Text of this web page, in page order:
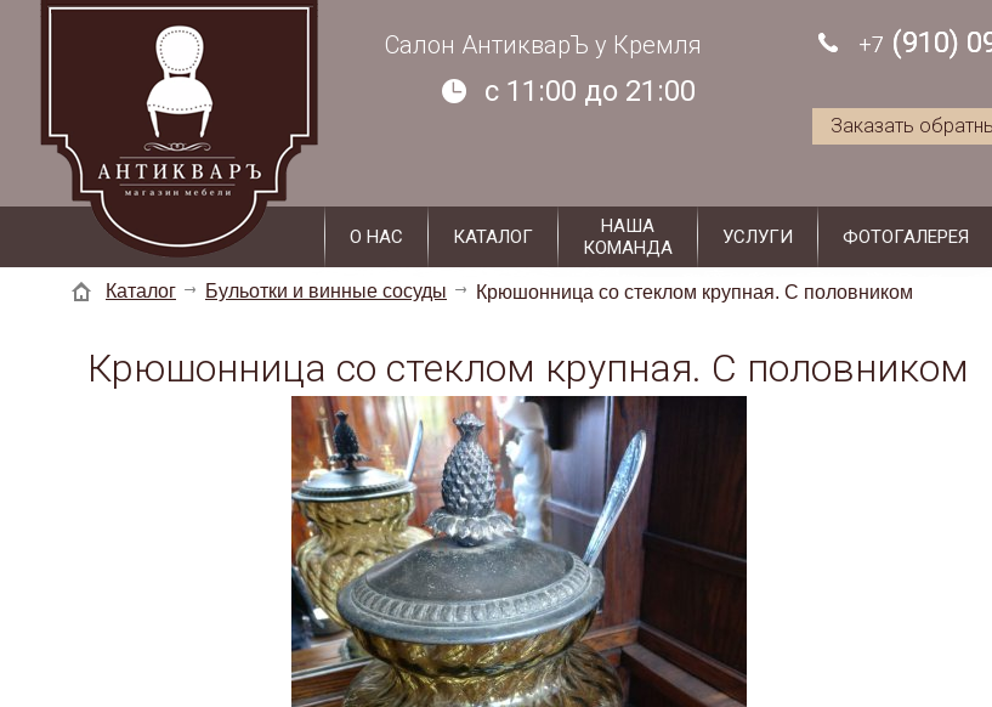
г. Суздаль, ул. Кремлевская, д. 19 - 2 c 11:00 до 21:00
Салон АнтикварЪ у Кремля +7 (910)
c 11:00 до 21:00
Заказать
+7 (910)
О НАС КАТАЛОГ
НАША
КОМАНДА
УСЛУГИ ФОТОГАЛЕРЕЯ
Каталог Бульотки и винные сосуды Крюшонница со стеклом крупная. С половником
Крюшонница со стеклом крупная. С половником